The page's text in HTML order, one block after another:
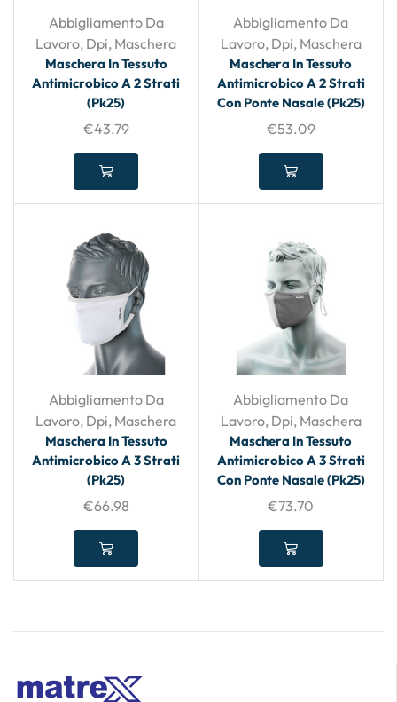
Abbigliamento Da
Lavoro, Dpi, Maschera
Maschera In Tessuto
Antimicrobico A 2 Strati
(Pk25)
€43.79
Abbigliamento Da
Lavoro, Dpi, Maschera
Maschera In Tessuto
Antimicrobico A 2 Strati
Con Ponte Nasale (Pk25)
€53.09
Abbigliamento Da
Lavoro, Dpi, Maschera
Maschera In Tessuto
Antimicrobico A 3 Strati
(Pk25)
€66.98
Abbigliamento Da
Lavoro, Dpi, Maschera
Maschera In Tessuto
Antimicrobico A 3 Strati
Con Ponte Nasale (Pk25)
€73.70